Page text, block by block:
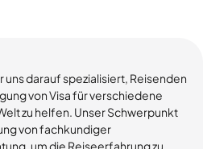
uns darauf spezialisiert, Reisenden
von Visa für verschiedene
zu helfen. Unser Schwerpunkt
von fachkundiger
um die Reiseerfahrung zu